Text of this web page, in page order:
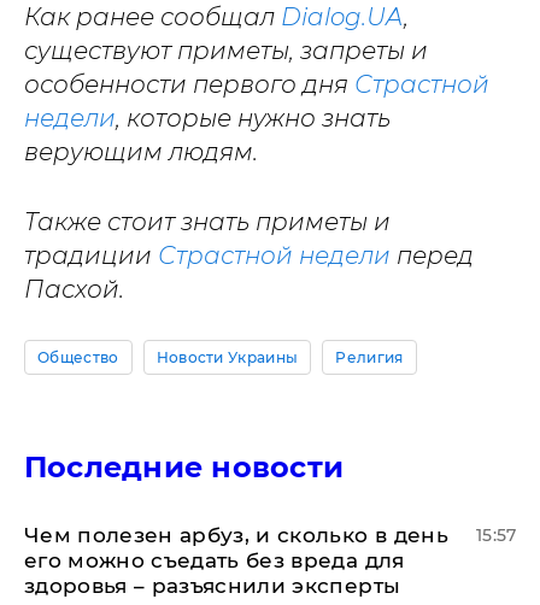
Как ранее сообщал Dialog.UA,
существуют приметы, запреты и
особенности первого дня Страстной
недели, которые нужно знать
верующим людям.
Также стоит знать приметы и
традиции Страстной недели перед
Пасхой.
Общество Новости Украины Религия
Последние новости
Чем полезен арбуз, и сколько в день
его можно съедать без вреда для
здоровья – разъяснили эксперты
15:57